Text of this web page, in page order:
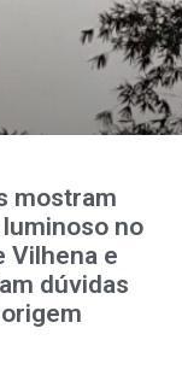
mostram
no
Vilhena e
dúvidas